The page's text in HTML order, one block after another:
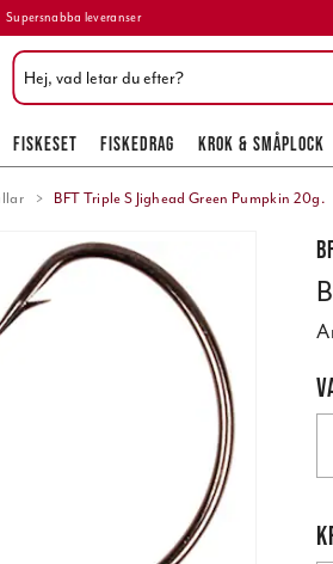
Supersnabba leveranser
FISKESET FISKEDRAG KROK & SMÅPLOCK
BFT Triple S Jighead Green Pumpkin 20g.